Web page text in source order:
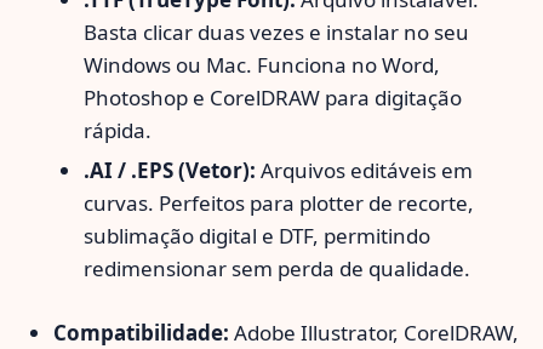
Basta clicar duas vezes e instalar no seu
Windows ou Mac. Funciona no Word,
Photoshop e CorelDRAW para digitação
rápida.
.AI / .EPS (Vetor): Arquivos editáveis em
curvas. Perfeitos para plotter de recorte,
sublimação digital e DTF, permitindo
redimensionar sem perda de qualidade.
Compatibilidade: Adobe Illustrator, CorelDRAW,